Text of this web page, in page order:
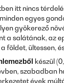
itt nincs
egyes
gyökerező
a salátának, az
földet, ültessen,
készül
szabadban
évek